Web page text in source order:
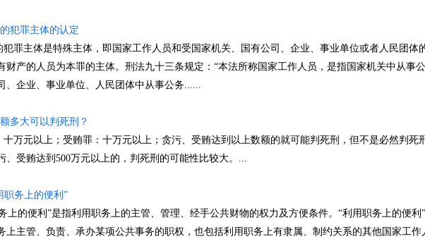
犯罪主体的认定
罪主体是特殊主体，即国家工作人员和受国家机关、国有公司、企业、事业单位或者人民团体
财产的人员为本罪的主体。刑法九十三条规定：“本法所称国家工作人员，是指国家机关中从事
、企业、事业单位、人民团体中从事公务......
多大可以判死刑？
元以上；受贿罪：十万元以上；贪污、受贿达到以上数额的就可能判死刑，但不是必然判死
、受贿达到500万元以上的，判死刑的可能性比较大。...
职务上的便利”
的便利”是指利用职务上的主管、管理、经手公共财物的权力及方便条件。“利用职务上的便利
上主管、负责、承办某项公共事务的职权，也包括利用职务上有隶属、制约关系的其他国家工作